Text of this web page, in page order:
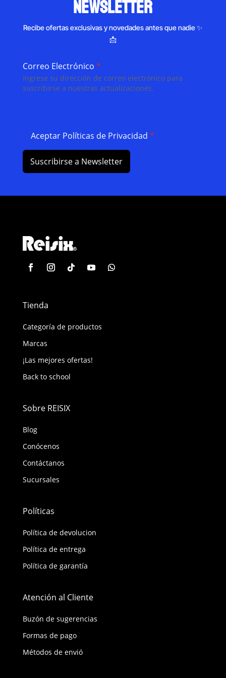
newsletter
Recibe ofertas exclusivas y novedades antes que nadie ✨
📩
Correo Electrónico *
Ingrese su dirección de correo electrónico para
suscribirse a nuestras actualizaciones.
Aceptar Políticas de Privacidad *
Suscribirse a Newsletter
Tienda
Categoría de productos
Marcas
¡Las mejores ofertas!
Back to school
Sobre REISIX
Blog
Conócenos
Contáctanos
Sucursales
Políticas
Política de devolucion
Política de entrega
Política de garantía
Atención al Cliente
Buzón de sugerencias
Formas de pago
Métodos de envió